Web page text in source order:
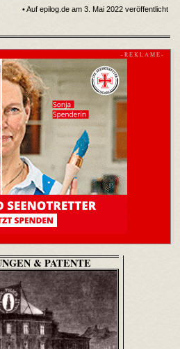
• Auf epilog.de am 3. Mai 2022 veröffentlicht
- R E K L A M E -
& PATENTE